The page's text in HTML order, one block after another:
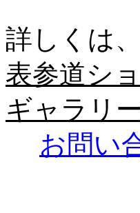
詳しくは
表参道シ
ギャラリー
お問い